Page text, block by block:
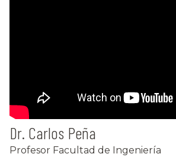
Dr. Carlos Peña
Profesor Facultad de Ingeniería